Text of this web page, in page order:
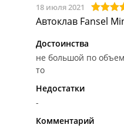
18 июля 2021
Автоклав Fansel
Достоинства
не большой по
то
Недостатки
-
Комментарий